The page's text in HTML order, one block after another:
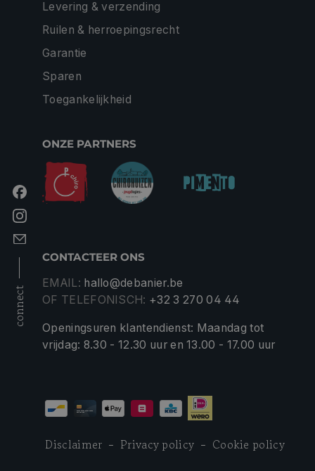
connect
Levering & verzending
Ruilen & herroepingsrecht
Garantie
Sparen
Toegankelijkheid
ONZE PARTNERS
CONTACTEER ONS
EMAIL: hallo@debanier.be
OF TELEFONISCH: +32 3 270 04 44
Openingsuren klantendienst: Maandag tot
vrijdag: 8.30 - 12.30 uur en 13.00 - 17.00 uur
Disclaimer Privacy policy Cookie policy